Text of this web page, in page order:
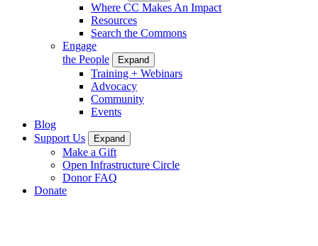
Where CC Makes An Impact
Resources
Search the Commons
Engage
the People
Expand
Training + Webinars
Advocacy
Community
Events
Blog
Support Us
Expand
Make a Gift
Open Infrastructure Circle
Donor FAQ
Donate